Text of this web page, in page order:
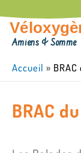
au
contenu
Amiens & Somme
Accueil »
BRAC